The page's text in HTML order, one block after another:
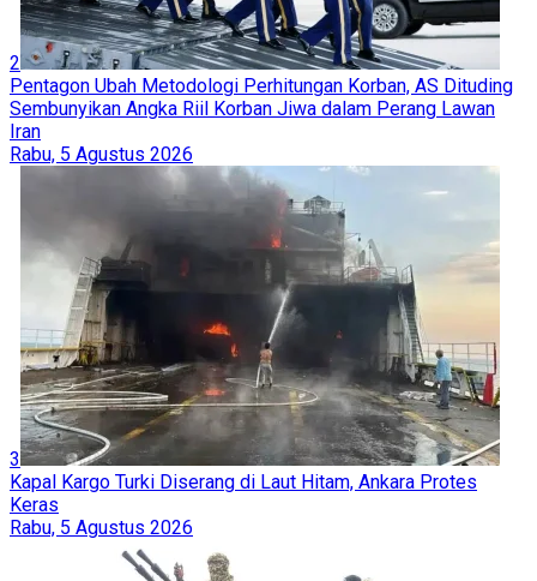
2
Pentagon Ubah Metodologi Perhitungan Korban, AS Dituding
Sembunyikan Angka Riil Korban Jiwa dalam Perang Lawan
Iran
Rabu, 5 Agustus 2026
3
Kapal Kargo Turki Diserang di Laut Hitam, Ankara Protes
Keras
Rabu, 5 Agustus 2026